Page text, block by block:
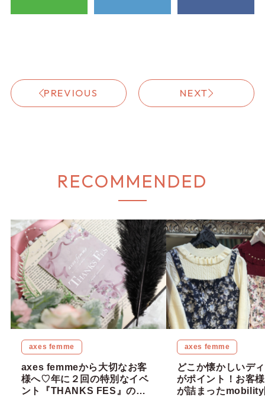
PREVIOUS NEXT
RECOMMENDED
axes femme
axes femmeから大切なお客
様へ♡年に２回の特別なイベ
ント『THANKS FES』の楽
axes femme
どこか懐かしいデ
がポイント！お客
が詰まったmobility